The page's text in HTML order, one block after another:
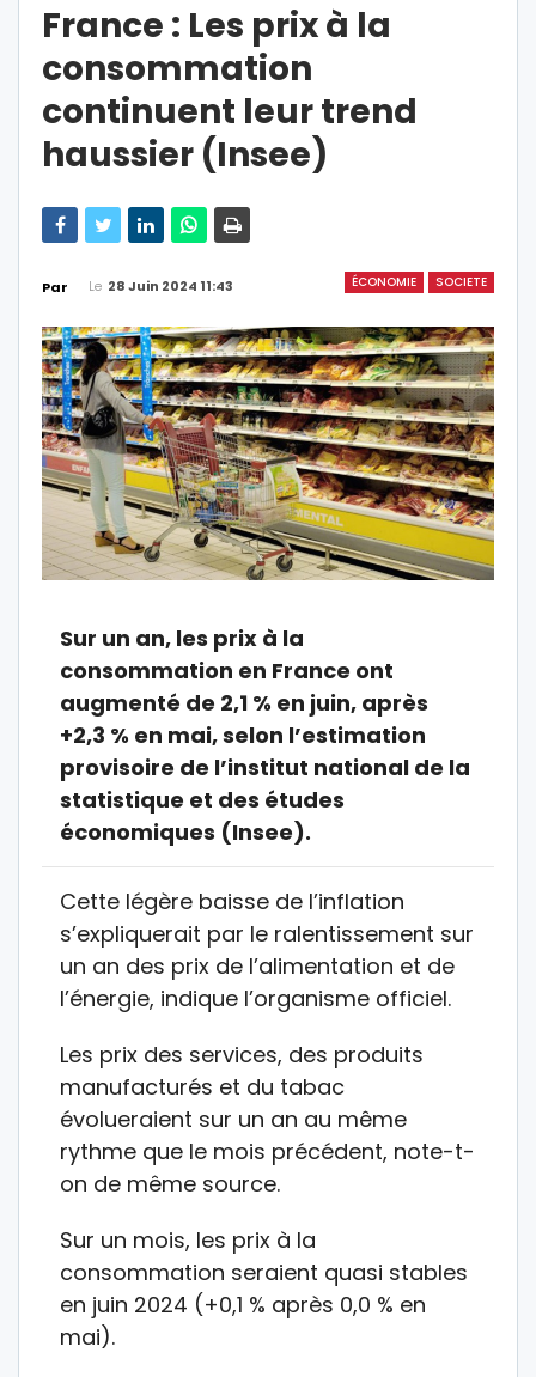
France : Les prix à la
consommation
continuent leur trend
haussier (Insee)
ÉCONOMIE SOCIETE
Par Le 28 Juin 2024 11:43
Sur un an, les prix à la
consommation en France ont
augmenté de 2,1 % en juin, après
+2,3 % en mai, selon l’estimation
provisoire de l’institut national de la
statistique et des études
économiques (Insee).
Cette légère baisse de l’inflation
s’expliquerait par le ralentissement sur
un an des prix de l’alimentation et de
l’énergie, indique l’organisme officiel.
Les prix des services, des produits
manufacturés et du tabac
évolueraient sur un an au même
rythme que le mois précédent, note-t-
on de même source.
Sur un mois, les prix à la
consommation seraient quasi stables
en juin 2024 (+0,1 % après 0,0 % en
mai).